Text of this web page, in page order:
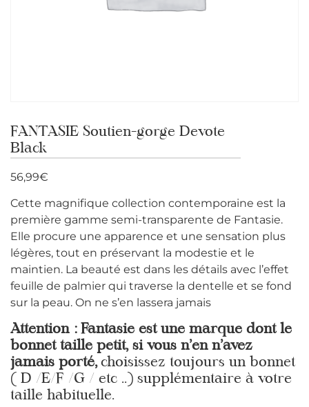
FANTASIE Soutien-gorge Devote
Black
56,99€
Cette magnifique collection contemporaine est la
première gamme semi-transparente de Fantasie.
Elle procure une apparence et une sensation plus
légères, tout en préservant la modestie et le
maintien. La beauté est dans les détails avec l’effet
feuille de palmier qui traverse la dentelle et se fond
sur la peau. On ne s’en lassera jamais
Attention : Fantasie est une marque dont le
bonnet taille petit, si vous n’en n’avez
jamais porté, choisissez toujours un bonnet
( D /E/F /G / etc ..) supplémentaire à votre
taille habituelle.